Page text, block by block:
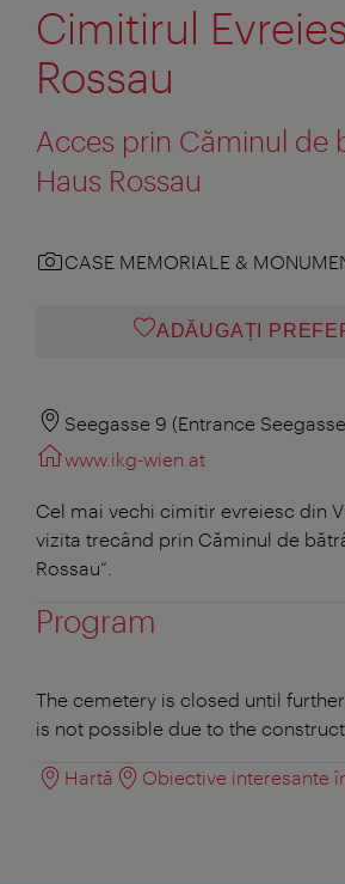
Cimitirul
Rossau
Acces prin Căminul de
Haus Rossau
CASE MEMORIALE &
ADĂUGAȚI
Seegasse 9 (Entrance
www.ikg-wien.at
Cel mai vechi cimitir evreiesc din
vizita trecând prin Căminul de
Rossau“.
Program
The cemetery is closed until
is not possible due to the
Hartă Obiective interesante